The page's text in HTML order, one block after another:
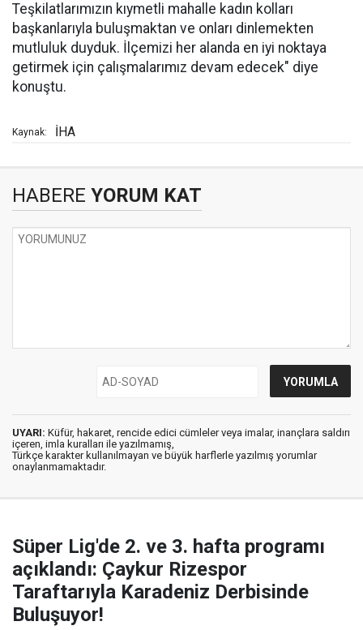
Teşkilatlarımızın kıymetli mahalle kadın kolları
başkanlarıyla buluşmaktan ve onları dinlemekten
mutluluk duyduk. İlçemizi her alanda en iyi noktaya
getirmek için çalışmalarımız devam edecek" diye
konuştu.
Kaynak: İHA
HABERE YORUM KAT
UYARI: Küfür, hakaret, rencide edici cümleler veya imalar, inançlara saldırı
içeren, imla kuralları ile yazılmamış,
Türkçe karakter kullanılmayan ve büyük harflerle yazılmış yorumlar
onaylanmamaktadır.
Süper Lig'de 2. ve 3. hafta programı
açıklandı: Çaykur Rizespor
Taraftarıyla Karadeniz Derbisinde
Buluşuyor!